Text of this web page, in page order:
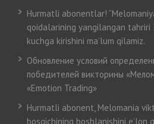
Hurmatli abonentlar!
qoidalarining yangilangan
kuchga kirishini ma’lum qilamiz.
Обновление условий
победителей викторины
«Emotion Trading»
Hurmatli abonent, Melomania
bosqichining boshlanishini e’lon